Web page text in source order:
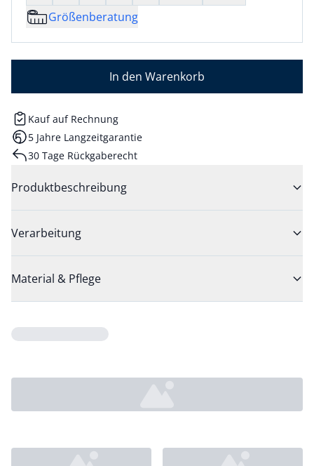
Größenberatung
In den Warenkorb
Kauf auf Rechnung
5 Jahre Langzeitgarantie
30 Tage Rückgaberecht
Produktbeschreibung
Verarbeitung
Material & Pflege